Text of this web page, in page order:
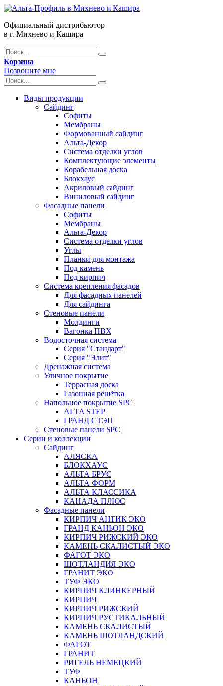
Официальный дистрибьютор
в г. Михнево и Кашира
Корзина
Позвоните мне
Виды продукции
Сайдинг
Софиты
Мембраны
Формованный сайдинг
Альта-Декор
Система отделки углов
Комплектующие элементы
Корабельная доска
Блокхаус
Акриловый сайдинг
Виниловый сайдинг
Фасадные панели
Софиты
Мембраны
Альта-Декор
Система отделки углов
Углы
Планки для монтажа
Под камень
Под кирпич
Система крепления фасадов
Для фасадных панелей
Для сайдинга
Стеновые панели
Молдинги
Вагонка ПВХ
Водосточная система
Серия "Стандарт"
Серия "Элит"
Дренажная система
Уличное покрытие
Террасная доска
Газонная решётка
Напольное покрытие SPC
ALTA STEP
ГРАНД СТЭП
Стеновые панели SPC
Серии и коллекции
Сайдинг
АЛЯСКА
БЛОКХАУС
АЛЬТА БРУС
АЛЬТА ФОРМ
АЛЬТА КЛАССИКА
КАНАДА ПЛЮС
Фасадные панели
КИРПИЧ АНТИК ЭКО
ГРАНД КАНЬОН ЭКО
КИРПИЧ РИЖСКИЙ ЭКО
КАМЕНЬ СКАЛИСТЫЙ ЭКО
ФАГОТ ЭКО
ШОТЛАНДИЯ ЭКО
ГРАНИТ ЭКО
ТУФ ЭКО
КИРПИЧ КЛИНКЕРНЫЙ
КИРПИЧ
КИРПИЧ РИЖСКИЙ
КИРПИЧ РУСТИКАЛЬНЫЙ
КАМЕНЬ СКАЛИСТЫЙ
КАМЕНЬ ШОТЛАНДСКИЙ
ФАГОТ
ГРАНИТ
РИГЕЛЬ НЕМЕЦКИЙ
ТУФ
КАНЬОН